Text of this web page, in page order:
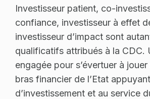
Investisseur patient, co-
confiance, investisseur à effet
investisseur d’impact sont
qualificatifs attribués à la CDC.
engagée pour s’évertuer à
bras financier de l’Etat
d’investissement et au service